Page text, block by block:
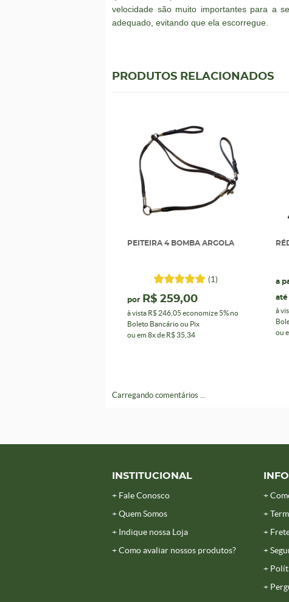
velocidade são muito importantes para a
adequado, evitando que ela escorregue.
PRODUTOS RELACIONADOS
PEITEIRA 4 BOMBA ARGOLA
(1)
por R$ 259,00
à vista R$ 246,05 economize 5%no
Boleto Bancário ou Pix
ou em 8xde R$ 35,34
a
até
à
ou
Carregando comentários ...
INSTITUCIONAL
Fale Conosco
Quem Somos
Indique nossa Loja
Como avaliar nossos produtos?